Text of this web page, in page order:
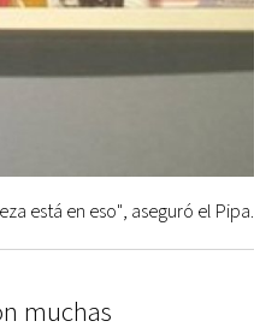
está en eso", aseguró el Pipa.
muchas